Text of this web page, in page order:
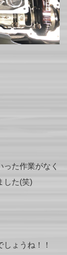
た作業がなく
した(笑)
ょうね！！